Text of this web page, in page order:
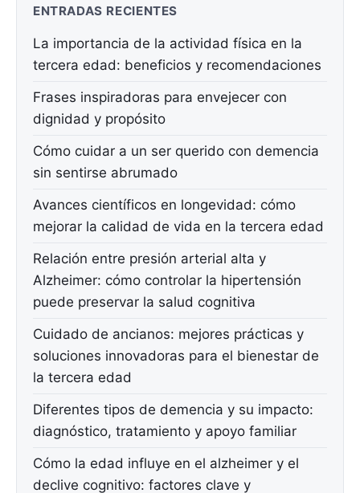
ENTRADAS RECIENTES
La importancia de la actividad física en la
tercera edad: beneficios y recomendaciones
Frases inspiradoras para envejecer con
dignidad y propósito
Cómo cuidar a un ser querido con demencia
sin sentirse abrumado
Avances científicos en longevidad: cómo
mejorar la calidad de vida en la tercera edad
Relación entre presión arterial alta y
Alzheimer: cómo controlar la hipertensión
puede preservar la salud cognitiva
Cuidado de ancianos: mejores prácticas y
soluciones innovadoras para el bienestar de
la tercera edad
Diferentes tipos de demencia y su impacto:
diagnóstico, tratamiento y apoyo familiar
Cómo la edad influye en el alzheimer y el
declive cognitivo: factores clave y